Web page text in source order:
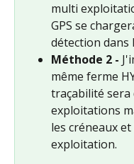
multi
GPS se
détection dans
Méthode 2 -
même ferme
traçabilité sera
exploitations
les créneaux
exploitation.